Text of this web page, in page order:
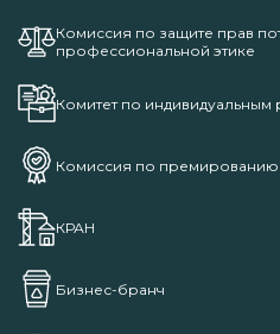
Комиссия по защите прав
профессиональной этике
Комитет по индивидуальным
Комиссия по
КРАН
Бизнес-бранч